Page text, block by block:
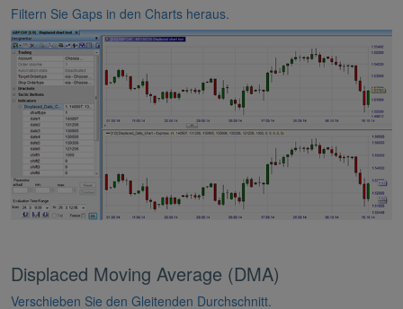
Filtern Sie Gaps in den Charts heraus.
Displaced Moving Average (DMA)
Verschieben Sie den Gleitenden Durchschnitt.